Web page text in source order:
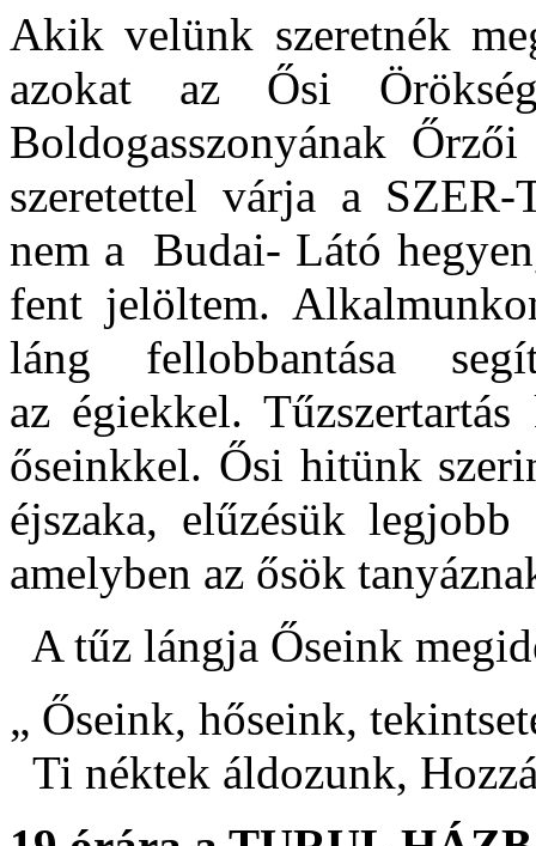
Akik velünk szeretnék
azokat az Ősi
Boldogasszonyának
szeretettel várja a SZER-
nem a Budai- Látó
fent jelöltem.
láng fellobbantása
az égiekkel.
őseinkkel. Ősi hitünk
éjszaka, elűzésük legjobb
amelyben az ősök
A tűz lángja Őseink
„ Őseink, hőseink,
Ti néktek áldozunk,